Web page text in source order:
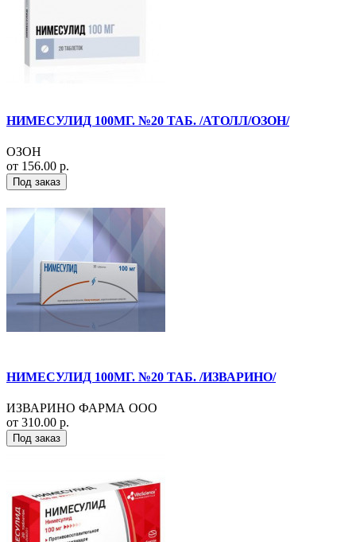
НИМЕСУЛИД 100МГ. №20 ТАБ. /АТОЛЛ/ОЗОН/
ОЗОН
от 156.00 р.
Под заказ
НИМЕСУЛИД 100МГ. №20 ТАБ. /ИЗВАРИНО/
ИЗВАРИНО ФАРМА ООО
от 310.00 р.
Под заказ